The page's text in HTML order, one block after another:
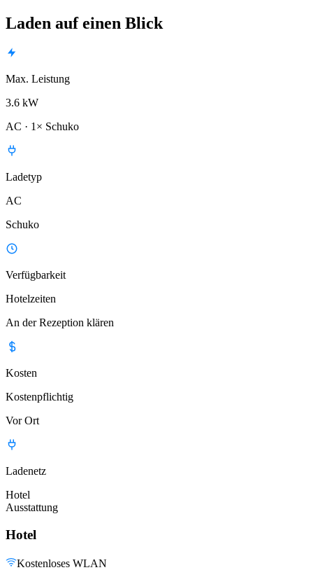
Laden auf einen Blick
Max. Leistung
3.6 kW
AC · 1× Schuko
Ladetyp
AC
Schuko
Verfügbarkeit
Hotelzeiten
An der Rezeption klären
Kosten
Kostenpflichtig
Vor Ort
Ladenetz
Hotel
Ausstattung
Hotel
Kostenloses WLAN